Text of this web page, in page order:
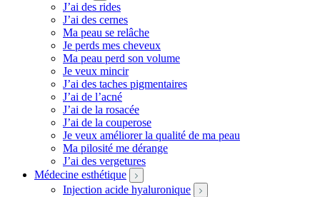
J’ai des rides
J’ai des cernes
Ma peau se relâche
Je perds mes cheveux
Ma peau perd son volume
Je veux mincir
J’ai des taches pigmentaires
J’ai de l’acné
J’ai de la rosacée
J’ai de la couperose
Je veux améliorer la qualité de ma peau
Ma pilosité me dérange
J’ai des vergetures
Médecine esthétique
Injection acide hyaluronique